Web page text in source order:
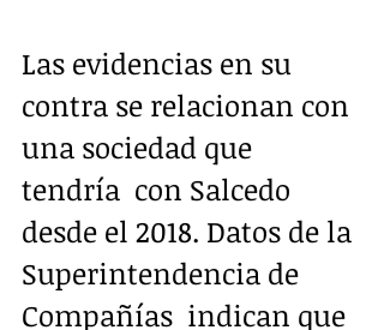
Las evidencias en su
contra se relacionan con
una sociedad que
tendría  con Salcedo
desde el 2018. Datos de la
Superintendencia de
Compañías  indican que